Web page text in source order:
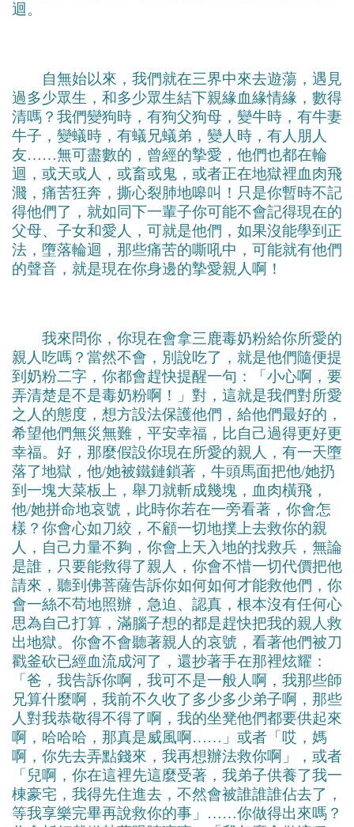
迴。
自無始以來，我們就在三界中來去遊蕩，遇見
過多少眾生，和多少眾生結下親緣血緣情緣，數得
清嗎？我們變狗時，有狗父狗母，變牛時，有牛妻
牛子，變蟻時，有蟻兄蟻弟，變人時，有人朋人
友……無可盡數的，曾經的摯愛，他們也都在輪
迴，或天或人，或畜或鬼，或者正在地獄裡血肉飛
濺，痛苦狂奔，撕心裂肺地嗥叫！只是你暫時不記
得他們了，就如同下一輩子你可能不會記得現在的
父母、子女和愛人，可就是他們，如果沒能學到正
法，墮落輪迴，那些痛苦的嘶吼中，可能就有他們
的聲音，就是現在你身邊的摯愛親人啊！
我來問你，你現在會拿三鹿毒奶粉給你所愛的
親人吃嗎？當然不會，別說吃了，就是他們隨便提
到奶粉二字，你都會趕快提醒一句：「小心啊，要
弄清楚是不是毒奶粉啊！」對，這就是我們對所愛
之人的態度，想方設法保護他們，給他們最好的，
希望他們無災無難，平安幸福，比自己過得更好更
幸福。好，那麼假設你現在所愛的親人，有一天墮
落了地獄，他/她被鐵鏈鎖著，牛頭馬面把他/她扔
到一塊大菜板上，舉刀就斬成幾塊，血肉橫飛，
他/她拼命地哀號，此時你若在一旁看著，你會怎
樣？你會心如刀絞，不顧一切地撲上去救你的親
人，自己力量不夠，你會上天入地的找救兵，無論
是誰，只要能救得了親人，你會不惜一切代價把他
請來，聽到佛菩薩告訴你如何如何才能救他們，你
會一絲不苟地照辦，急迫、認真，根本沒有任何心
思為自己打算，滿腦子想的都是趕快把我的親人救
出地獄。你會不會聽著親人的哀號，看著他們被刀
戳釜砍已經血流成河了，還抄著手在那裡炫耀：
「爸，我告訴你啊，我可不是一般人啊，我那些師
兄算什麼啊，我前不久收了多少多少弟子啊，那些
人對我恭敬得不得了啊，我的坐凳他們都要供起來
啊，哈哈哈，那真是威風啊……」或者「哎，媽
啊，你先去弄點錢來，我再想辦法救你啊」，或者
「兒啊，你在這裡先這麼受著，我弟子供養了我一
棟豪宅，我得先住進去，不然會被誰誰誰佔去了，
等我享樂完畢再說救你的事」……你做得出來嗎？